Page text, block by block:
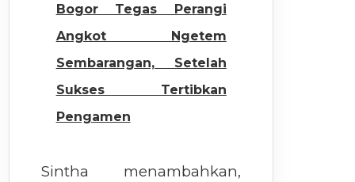
Bogor Tegas Perangi
Angkot Ngetem
Sembarangan, Setelah
Sukses Tertibkan
Pengamen
Sintha menambahkan,